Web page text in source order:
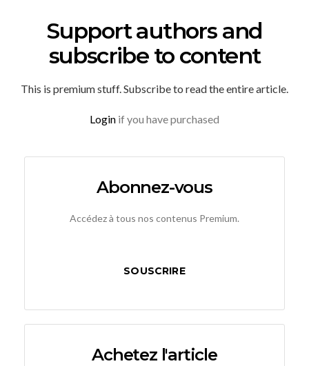
Support authors and
subscribe to content
This is premium stuff. Subscribe to read the entire article.
Login if you have purchased
Abonnez-vous
Accédez à tous nos contenus Premium.
SOUSCRIRE
Achetez l'article